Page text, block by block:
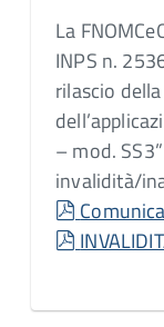
La
INPS n.
rilascio
– mod.
invalidità/
pdf
pdf